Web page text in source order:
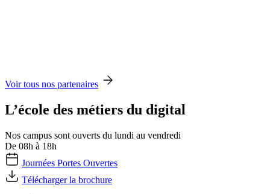
Voir tous nos partenaires
L’école des métiers du digital
Nos campus sont ouverts du lundi au vendredi
De 08h à 18h
Journées Portes Ouvertes
Télécharger la brochure